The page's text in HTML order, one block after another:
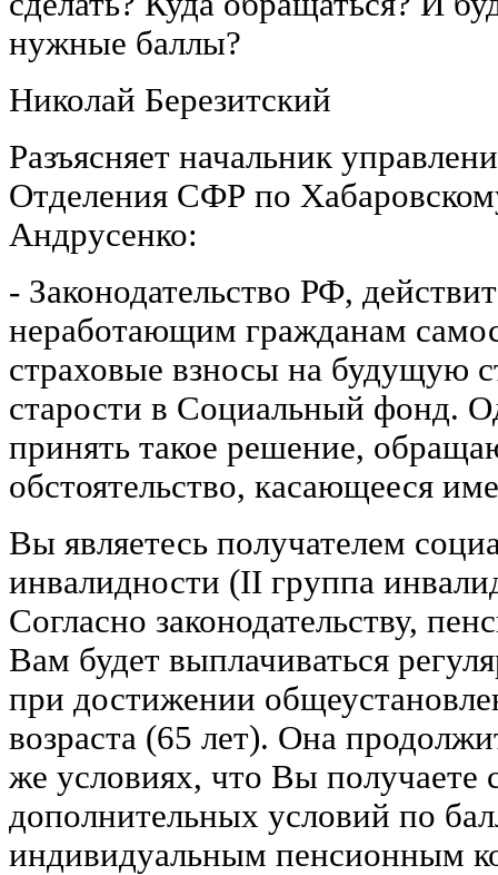
нужные баллы?
Николай Березитский
Разъясняет начальник
Отделения СФР по
Андрусенко:
- Законодательство РФ,
неработающим гражданам
страховые взносы на будущую
старости в Социальный фонд.
принять такое решение,
обстоятельство, касающееся
Вы являетесь получателем
инвалидности (II группа
Согласно законодательству,
Вам будет выплачиваться
при достижении
возраста (65 лет). Она
же условиях, что Вы получаете
дополнительных условий по
индивидуальным пенсионным